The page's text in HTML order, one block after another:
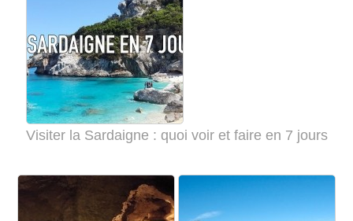
Visiter la Sardaigne : quoi voir et faire en 7 jours